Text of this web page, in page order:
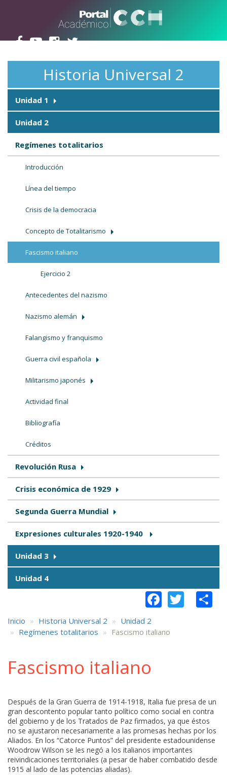
Historia Universal 2
Unidad 1
Unidad 2
Regímenes totalitarios
Introducción
Línea del tiempo
Crisis de la democracia
Concepto de Totalitarismo
Fascismo italiano
Ejercicio 2
Antecedentes del nazismo
Nazismo alemán
Falangismo y franquismo
Guerra civil española
Militarismo japonés
Actividad final
Bibliografía
Créditos
Revolución Rusa
Crisis económica de 1929
Segunda Guerra Mundial
Expresiones culturales 1920-1940
Unidad 3
Unidad 4
Inicio Historia Universal 2
Unidad 2
Regímenes totalitarios
Fascismo italiano
Fascismo italiano
Después de la Gran Guerra de 1914-1918, Italia fue presa de un
gran descontento popular tanto político como social en contra
del gobierno y de los Tratados de Paz firmados, ya que éstos
no se ajustaron necesariamente a las promesas hechas por los
Aliados. En los “Catorce Puntos” del presidente estadounidense
Woodrow Wilson se les negó a los italianos importantes
reivindicaciones territoriales (a pesar de haber combatido desde
1915 al lado de las potencias aliadas).